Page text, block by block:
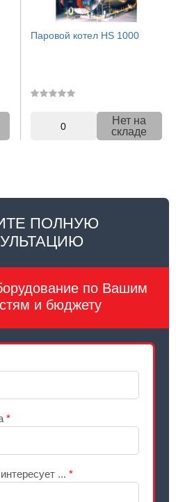
Паровой котел HS 1000
0
Нет на
складе
ПОЛНУЮ
по Вашим
и бюджету
*
... *